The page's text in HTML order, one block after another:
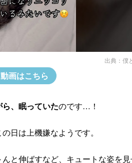
出典： 僕
動画はこちら
、眠っていたのです…！
日は上機嫌なようです。
と伸ばすなど、キュートな姿を見